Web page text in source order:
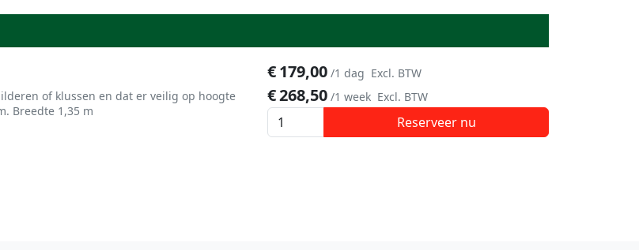
€179,00 /1 dag Excl. BTW
€268,50 /1 week Excl. BTW
Reserveer nu
of klussen en dat er veilig op hoogte
Breedte 1,35 m